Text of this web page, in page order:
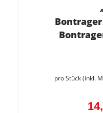
pro Stück (inkl.